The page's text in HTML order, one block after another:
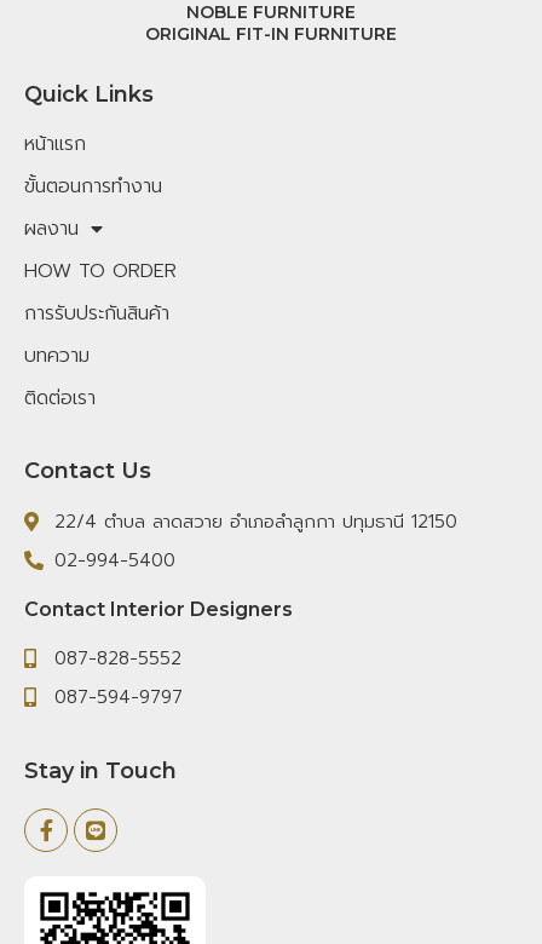
NOBLE FURNITURE
ORIGINAL FIT-IN FURNITURE
Quick Links
หน้าแรก
ขั้นตอนการทำงาน
ผลงาน
HOW TO ORDER
การรับประกันสินค้า
บทความ
ติดต่อเรา
Contact Us
22/4 ตำบล ลาดสวาย อำเภอลำลูกกา ปทุมธานี 12150
02-994-5400
Contact Interior Designers
087-828-5552
087-594-9797
Stay in Touch